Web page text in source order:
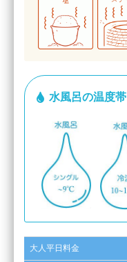
水風呂の温度帯
大人平日料金